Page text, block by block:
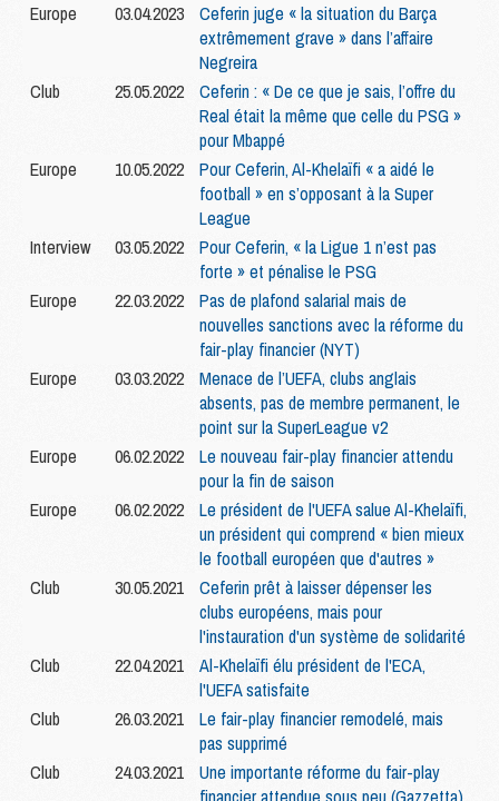
Europe 03.04.2023
Ceferin juge « la situation du Barça
extrêmement grave » dans l’affaire
Negreira
Club
25.05.2022
Ceferin : « De ce que je sais, l’offre du
Real était la même que celle du PSG »
pour Mbappé
Europe
10.05.2022
Pour Ceferin, Al-Khelaïfi « a aidé le
football » en s’opposant à la Super
League
Interview
03.05.2022
Pour Ceferin, « la Ligue 1 n’est pas
forte » et pénalise le PSG
Europe
22.03.2022
Pas de plafond salarial mais de
nouvelles sanctions avec la réforme du
fair-play financier (NYT)
Europe
03.03.2022
Menace de l’UEFA, clubs anglais
absents, pas de membre permanent, le
point sur la SuperLeague v2
Europe
06.02.2022
Le nouveau fair-play financier attendu
pour la fin de saison
Europe
06.02.2022
Le président de l'UEFA salue Al-Khelaïfi,
un président qui comprend « bien mieux
le football européen que d'autres »
Club
30.05.2021
Ceferin prêt à laisser dépenser les
clubs européens, mais pour
l'instauration d'un système de solidarité
Club
22.04.2021
Al-Khelaïfi élu président de l'ECA,
l'UEFA satisfaite
Club
26.03.2021
Le fair-play financier remodelé, mais
pas supprimé
Club
24.03.2021
Une importante réforme du fair-play